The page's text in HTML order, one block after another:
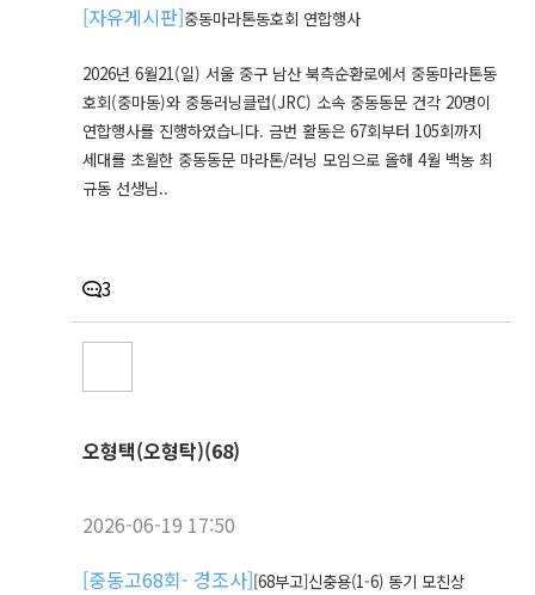
[자유게시판]중동마라톤동호회 연합행사
2026년 6월21(일) 서울 중구 남산 북측순환로에서 중동마라톤동
호회(중마동)와 중동러닝클럽(JRC) 소속 중동동문 건각 20명이
연합행사를 진행하였습니다. 금번 활동은 67회부터 105회까지
세대를 초월한 중동동문 마라톤/러닝 모임으로 올해 4월 백농 최
규동 선생님..
3
오형택(오형탁)(68)
2026-06-19 17:50
[중동고68회- 경조사][68부고]신충용(1-6) 동기 모친상